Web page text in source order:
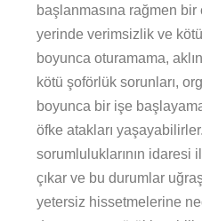
başlanmasına rağmen
yerinde verimsizlik ve
boyunca oturamama,
kötü şoförlük sorunları,
boyunca bir işe
öfke atakları
sorumluluklarının idaresi
çıkar ve bu durumlar
yetersiz hissetmelerine